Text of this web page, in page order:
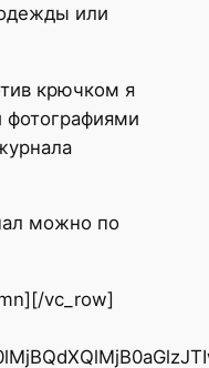
или
крючком я
можно по
vc_row]